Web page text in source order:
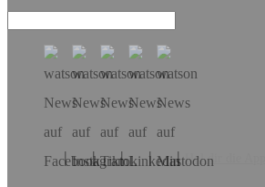
Hol dir die App!